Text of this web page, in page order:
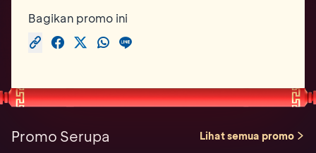
Bagikan promo ini
Promo Serupa Lihat semua promo